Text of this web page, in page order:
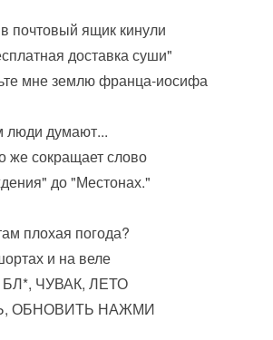
почтовый ящик кинули
доставка суши"
мне землю франца-иосифа
люди думают...
же сокращает слово
до "Местонах."
плохая погода?
и на веле
БЛ*, ЧУВАК, ЛЕТО
ОБНОВИТЬ НАЖМИ